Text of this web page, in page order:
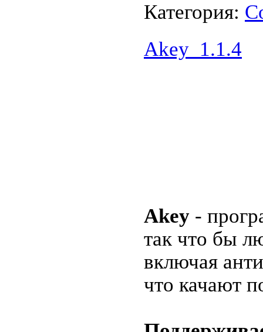
Категория:
Akey_1.1.4
Akey -
так что бы
включая
что качают